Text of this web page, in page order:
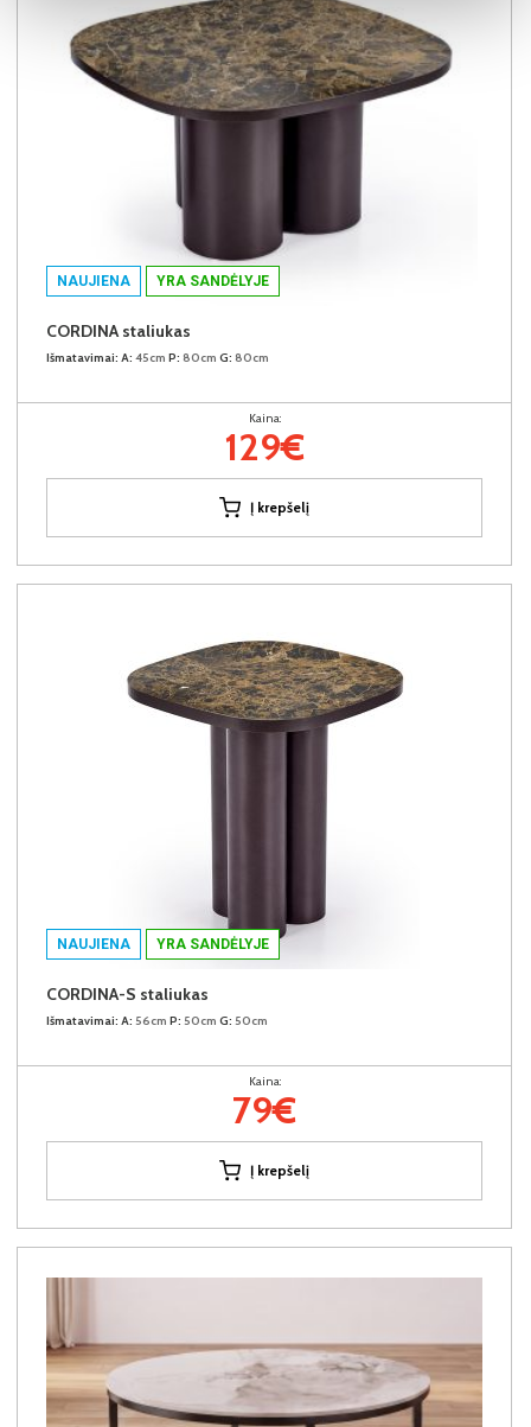
NAUJIENA YRA SANDĖLYJE
CORDINA staliukas
Išmatavimai: A: 45cm P: 80cm G: 80cm
Kaina:
129€
Į krepšelį
NAUJIENA YRA SANDĖLYJE
CORDINA-S staliukas
Išmatavimai: A: 56cm P: 50cm G: 50cm
Kaina:
79€
Į krepšelį